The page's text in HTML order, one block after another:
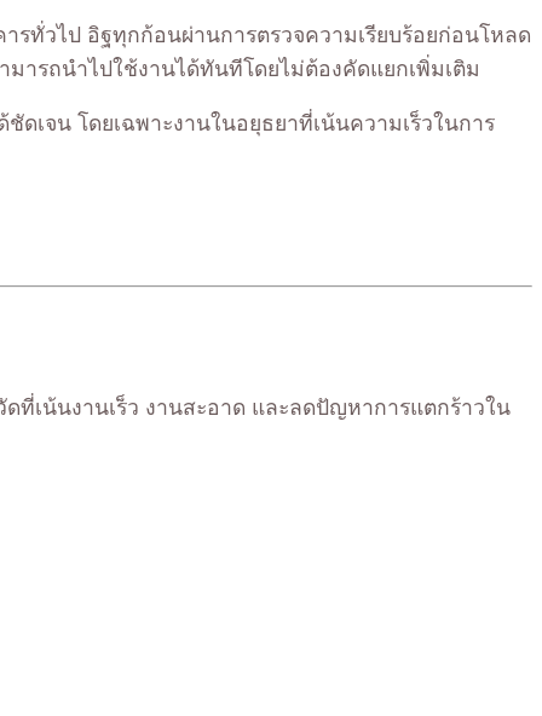
ทั่วไป อิฐทุกก้อนผ่านการตรวจความเรียบร้อยก่อนโหลด
ารถนำไปใช้งานได้ทันทีโดยไม่ต้องคัดแยกเพิ่มเติม
เจน โดยเฉพาะงานในอยุธยาที่เน้นความเร็วในการ
ที่เน้นงานเร็ว งานสะอาด และลดปัญหาการแตกร้าวใน